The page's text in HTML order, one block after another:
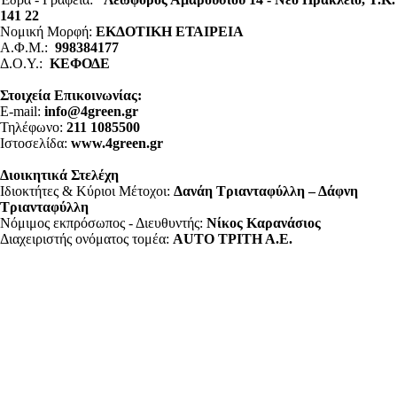
141 22
Νομική Μορφή: ΕΚΔΟΤΙΚΗ ΕΤΑΙΡΕΙΑ
Α.Φ.Μ.: 998384177
Δ.Ο.Υ.: ΚΕΦΟΔΕ
Στοιχεία Επικοινωνίας:
E-mail: info@4green.gr
Τηλέφωνο: 211 1085500
Ιστοσελίδα: www.4green.gr
Διοικητικά Στελέχη
Ιδιοκτήτες & Κύριοι Μέτοχοι: Δανάη Τριανταφύλλη – Δάφνη
Τριανταφύλλη
Νόμιμος εκπρόσωπος - Διευθυντής: Νίκος Καρανάσιος
Διαχειριστής ονόματος τομέα: ΑUTO ΤΡΙΤΗ Α.Ε.